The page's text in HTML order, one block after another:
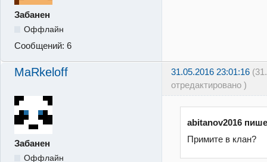
Забанен
Оффлайн
Сообщений: 6
MaRkeloff 31.05.2016 23:01:16
отредактировано )
Забанен
Оффлайн
abitanov2016
Примите в клан?